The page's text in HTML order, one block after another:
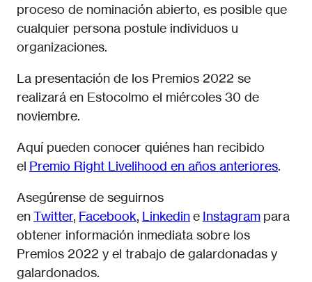
proceso de nominación abierto, es posible que
cualquier persona postule individuos u
organizaciones.
La presentación de los Premios 2022 se
realizará en Estocolmo el miércoles 30 de
noviembre.
Aquí pueden conocer quiénes han recibido
el Premio Right Livelihood en años anteriores.
Asegúrense de seguirnos
enTwitter, Facebook, Linkedine Instagram para
obtener información inmediata sobre los
Premios 2022 y el trabajo de galardonadas y
galardonados.